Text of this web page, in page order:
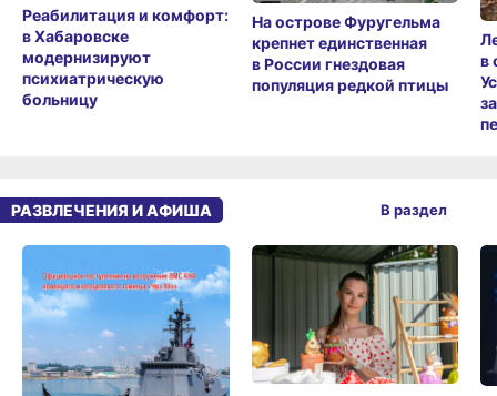
Реабилитация и комфорт:
в Хабаровске
модернизируют
психиатрическую
больницу
На острове Фуругельма
крепнет единственная
в России гнездовая
популяция редкой птицы
в
РАЗВЛЕЧЕНИЯ И АФИША В раздел